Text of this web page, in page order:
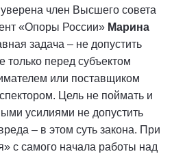
член Высшего совета
«Опоры России» Марина
задача – не допустить
только перед субъектом
или поставщиком
Цель не поймать и
усилиями не допустить
– в этом суть закона. При
с самого начала работы над